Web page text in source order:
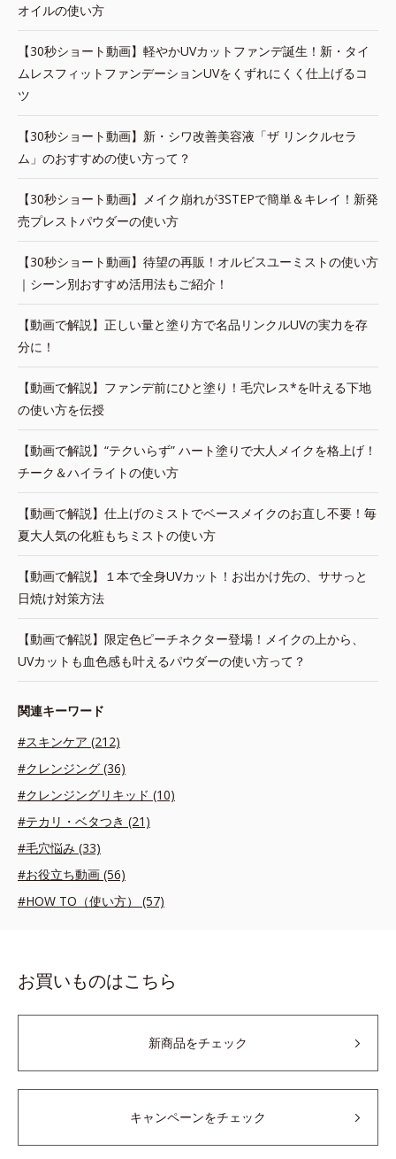
オイルの使い方
【30秒ショート動画】軽やかUVカットファンデ誕生！新・タイ
ムレスフィットファンデーションUVをくずれにくく仕上げるコ
ツ
【30秒ショート動画】新・シワ改善美容液「ザ リンクルセラ
ム」のおすすめの使い方って？
【30秒ショート動画】メイク崩れが3STEPで簡単＆キレイ！新発
売プレストパウダーの使い方
【30秒ショート動画】待望の再販！オルビスユーミストの使い方
｜シーン別おすすめ活用法もご紹介！
【動画で解説】正しい量と塗り方で名品リンクルUVの実力を存
分に！
【動画で解説】ファンデ前にひと塗り！毛穴レス*を叶える下地
の使い方を伝授
【動画で解説】“テクいらず” ハート塗りで大人メイクを格上げ！
チーク＆ハイライトの使い方
【動画で解説】仕上げのミストでベースメイクのお直し不要！毎
夏大人気の化粧もちミストの使い方
【動画で解説】１本で全身UVカット！お出かけ先の、ササっと
日焼け対策方法
【動画で解説】限定色ピーチネクター登場！メイクの上から、
UVカットも血色感も叶えるパウダーの使い方って？
関連キーワード
#スキンケア (212)
#クレンジング (36)
#クレンジングリキッド (10)
#テカリ・ベタつき (21)
#毛穴悩み (33)
#お役立ち動画 (56)
#HOW TO（使い方） (57)
お買いものはこちら
新商品をチェック
キャンペーンをチェック